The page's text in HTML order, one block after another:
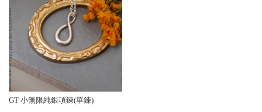
GT 小無限純銀項鍊(單鍊)